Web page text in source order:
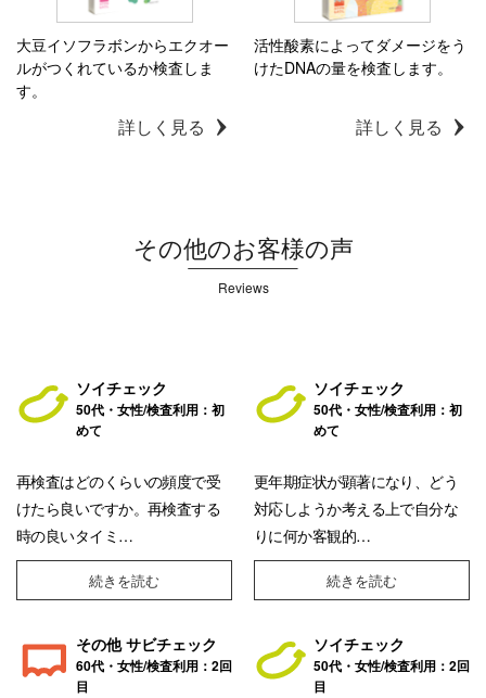
大豆イソフラボンからエクオー
ルがつくれているか検査しま
す。
詳しく見る
活性酸素によってダメージをう
けたDNAの量を検査します。
詳しく見る
その他のお客様の声
Reviews
ソイチェック
50代・女性/検査利用：初
めて
再検査はどのくらいの頻度で受
けたら良いですか。再検査する
時の良いタイミ…
続きを読む
ソイチェック
50代・女性/検査利用：初
めて
更年期症状が顕著になり、どう
対応しようか考える上で自分な
りに何か客観的…
続きを読む
その他 サビチェック
60代・女性/検査利用：2回
目
ソイチェック
50代・女性/検査利用：2回
目